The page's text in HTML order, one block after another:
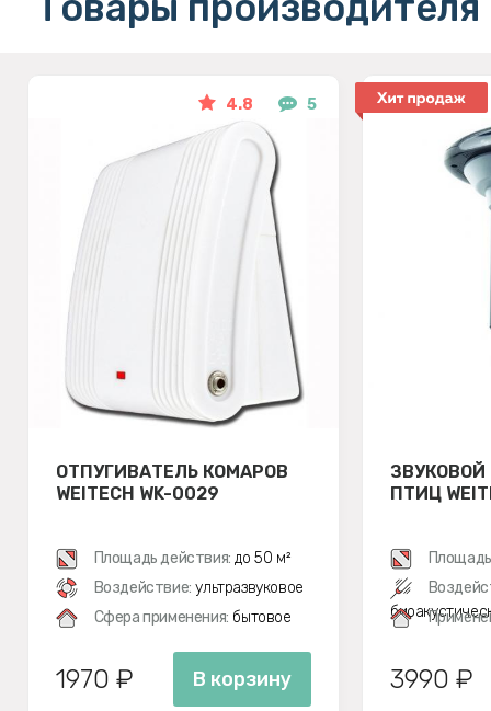
4.8 5
ОТПУГИВАТЕЛЬ КОМАРОВ
WEITECH WK-0029
Площадь действия: до 50 м²
Воздействие: ультразвуковое
Сфера применения: бытовое
1970 ₽ В корзину
ЗВУКОВОЙ
ПТИЦ
3990 ₽